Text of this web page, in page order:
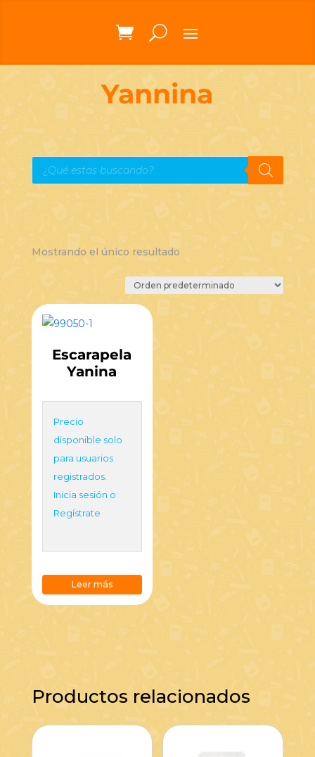
Yannina
Búsqueda
de
productos
Mostrando el único resultado
Escarapela
Yanina
Precio
disponible solo
para usuarios
registrados.
Inicia sesión o
Regístrate
Leer más
Productos relacionados